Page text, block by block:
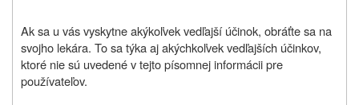
Ak sa u vás vyskytne akýkoľvek vedľajší účinok, obráťte sa na
svojho lekára. To sa týka aj akýchkoľvek vedľajších účinkov,
ktoré nie sú uvedené v tejto písomnej informácii pre
používateľov.